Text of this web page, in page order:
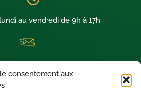
consentement aux
au vendredi de 9h à 17h.
LEU D’ESSERENT (60340) dans le